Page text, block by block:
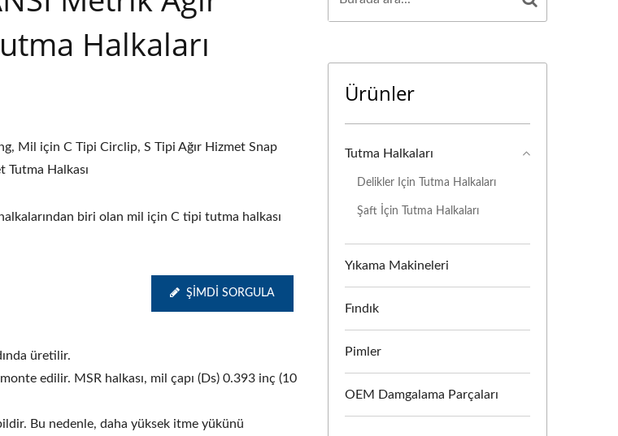
Halkaları
Mil için C Tipi Circlip, S Tipi Ağır Hizmet Snap
Tutma Halkası
biri olan mil için C tipi tutma halkası
ŞIMDI SORGULA
üretilir.
edilir. MSR halkası, mil çapı (Ds) 0.393 inç (10
Bu nedenle, daha yüksek itme yükünü
Ürünler
Tutma Halkaları
Delikler Için Tutma Halkaları
Şaft İçin Tutma Halkaları
Yıkama Makineleri
Fındık
Pimler
OEM Damgalama Parçaları